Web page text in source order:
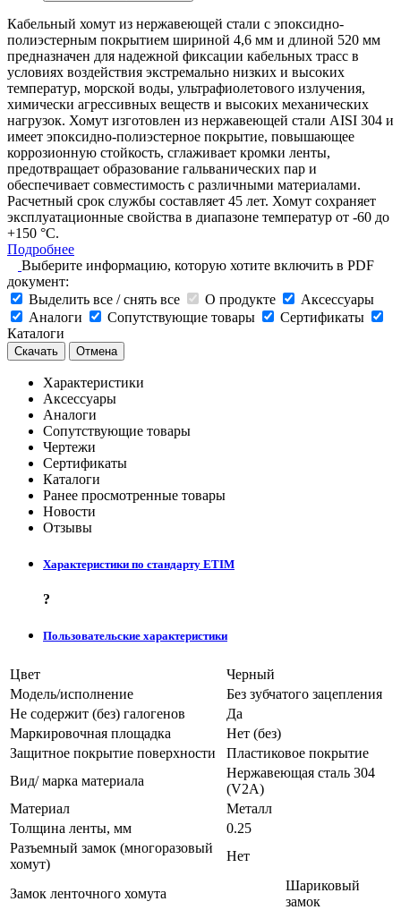
Кабельный хомут из нержавеющей стали с эпоксидно-
полиэстерным покрытием шириной 4,6 мм и длиной 520 мм
предназначен для надежной фиксации кабельных трасс в
условиях воздействия экстремально низких и высоких
температур, морской воды, ультрафиолетового излучения,
химически агрессивных веществ и высоких механических
нагрузок. Хомут изготовлен из нержавеющей стали AISI 304 и
имеет эпоксидно-полиэстерное покрытие, повышающее
коррозионную стойкость, сглаживает кромки ленты,
предотвращает образование гальванических пар и
обеспечивает совместимость с различными материалами.
Расчетный срок службы составляет 45 лет. Хомут сохраняет
эксплуатационные свойства в диапазоне температур от -60 до
+150 °С.
Подробнее
Выберите информацию, которую хотите включить в PDF
документ:
Выделить все / снять все
О продукте
Аксессуары
Аналоги
Сопутствующие товары
Сертификаты
Каталоги
Скачать Отмена
Характеристики
Аксессуары
Аналоги
Сопутствующие товары
Чертежи
Сертификаты
Каталоги
Ранее просмотренные товары
Новости
Отзывы
Характеристики по стандарту ETIM
?
Пользовательские характеристики
Цвет
Черный
Модель/исполнение
Без зубчатого зацепления
Не содержит (без) галогенов
Да
Маркировочная площадка
Нет (без)
Защитное покрытие поверхности
Пластиковое покрытие
Вид/ марка материала
Нержавеющая сталь 304
(V2A)
Материал
Металл
Толщина ленты, мм
0.25
Разъемный замок (многоразовый
хомут)
Нет
Замок ленточного хомута
Шариковый
замок